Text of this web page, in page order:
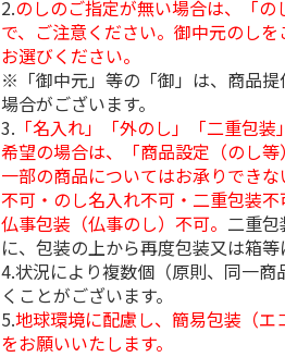
2.のしのご指定が無い場合は、「
で、ご注意ください。御中元のし
お選びください。
※「御中元」等の「御」は、商品
場合がございます。
3. 「名入れ」「外のし」「二重包
希望の場合は、「商品設定（のし
一部の商品についてはお承りできな
不可・のし名入れ不可・二重包装
仏事包装（仏事のし）不可。 二重
に、包装の上から再度包装又は箱等
4.状況により複数個（原則、同一
くことがございます。
5.地球環境に配慮し、簡易包装（
をお願いいたします。